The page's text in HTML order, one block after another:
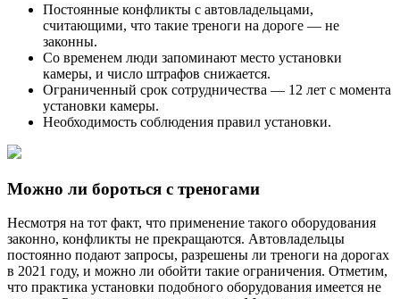
Постоянные конфликты с автовладельцами,
считающими, что такие треноги на дороге — не
законны.
Со временем люди запоминают место установки
камеры, и число штрафов снижается.
Ограниченный срок сотрудничества — 12 лет с момента
установки камеры.
Необходимость соблюдения правил установки.
Можно ли бороться с треногами
Несмотря на тот факт, что применение такого оборудования
законно, конфликты не прекращаются. Автовладельцы
постоянно подают запросы, разрешены ли треноги на дорогах
в 2021 году, и можно ли обойти такие ограничения. Отметим,
что практика установки подобного оборудования имеется не